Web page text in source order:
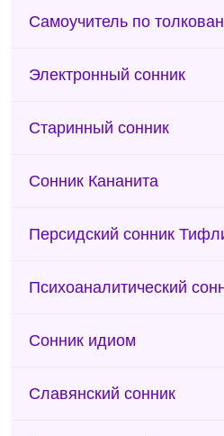
Самоучитель по
Электронный сонник
Старинный сонник
Сонник Кананита
Персидский сонник
Психоаналитический
Сонник идиом
Славянский сонник